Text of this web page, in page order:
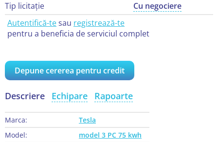
Tip licitație
Cu negociere
Autentifică-tesau registrează-te
pentru a beneficia de serviciul complet
Depune cererea pentru credit
Descriere Echipare Rapoarte
Marca:
Tesla
Model:
model 3 PC 75 kwh